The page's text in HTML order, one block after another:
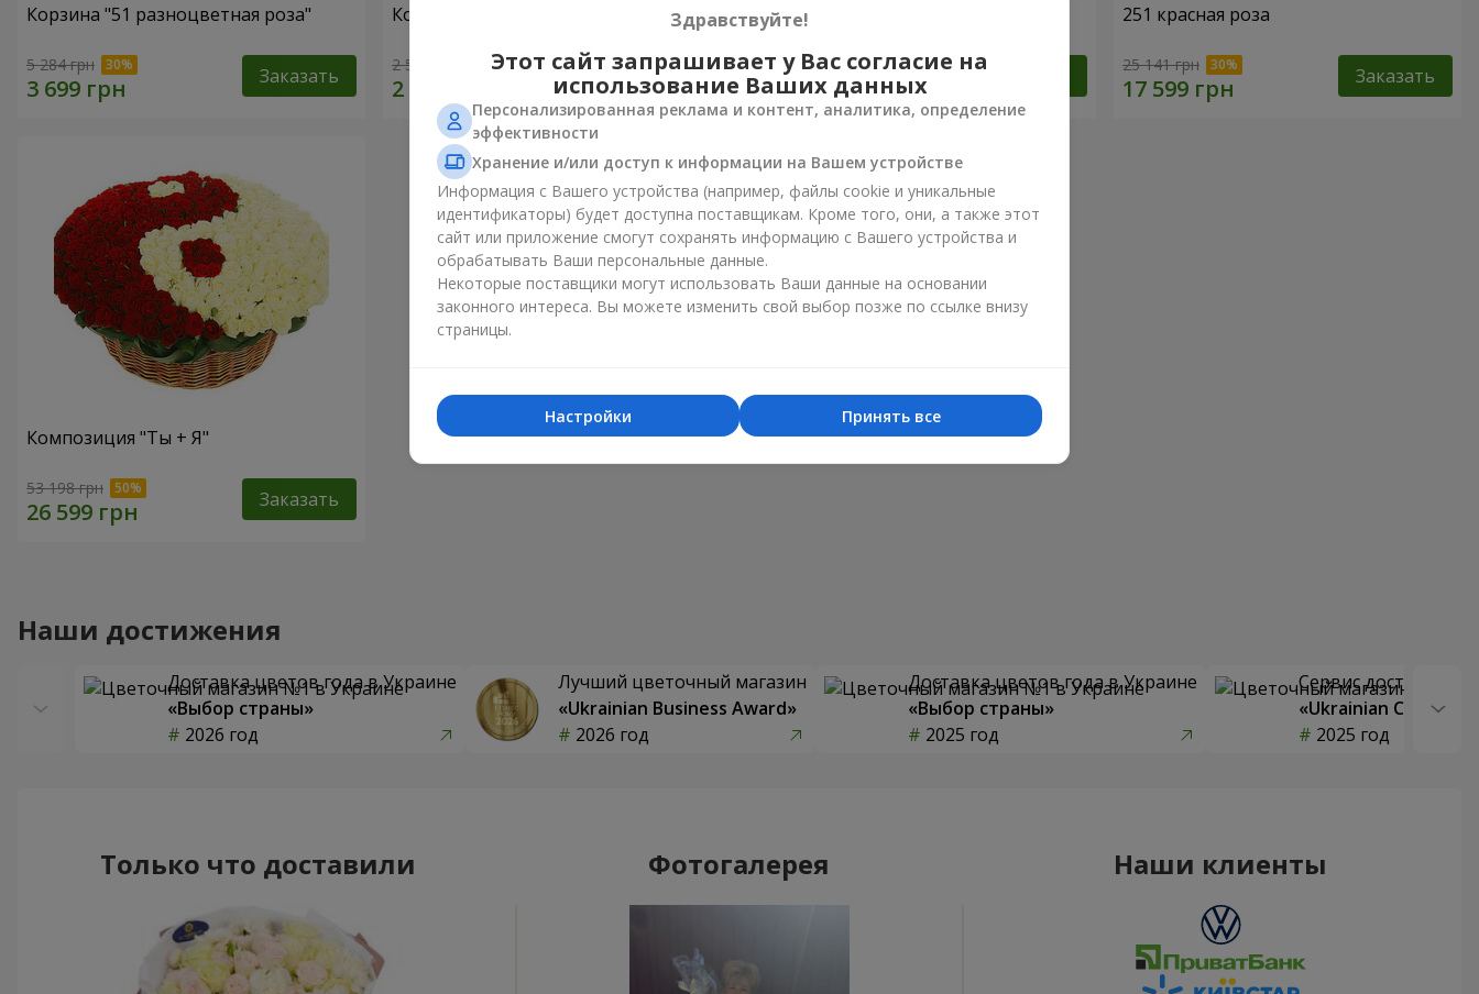
Корзина "51 разноцветная роза"
5 284 грн Заказать
Корзина хризантем "Яркая поляна"
2 540 грн Заказать
501 красная роза
57 380 грн
251 красная роза
25 141 грн Заказать
Композиция "Ты + Я"
53 198 грн Заказать
Наши достижения
Доставка цветов года в Украине
«Выбор страны»
2026 год
Лучший цветочный магазин
«Ukrainian Business Award»
2026 год
Доставка цветов года в Украине
«Выбор страны»
2025 год
Сервис доставки
«Ukrainian Choice»
2025 год
Только что доставили Фотогалерея Наши клиенты
Здравствуйте!
Этот сайт запрашивает у Вас согласие на
использование Ваших данных
Персонализированная реклама и контент, аналитика, определение
эффективности
Хранение и/или доступ к информации на Вашем устройстве
Информация с Вашего устройства (например, файлы cookie и уникальные
идентификаторы) будет доступна поставщикам. Кроме того, они, а также этот
сайт или приложение смогут сохранять информацию с Вашего устройства и
обрабатывать Ваши персональные данные.
Некоторые поставщики могут использовать Ваши данные на основании
законного интереса. Вы можете изменить свой выбор позже по ссылке внизу
страницы.
Принять все
Настройки